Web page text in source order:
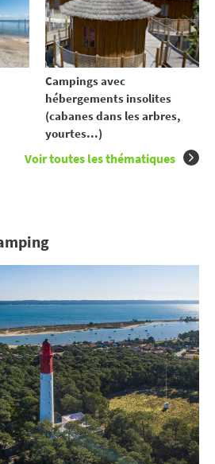
Campings avec
hébergements insolites
(cabanes dans les arbres,
yourtes...)
Voir toutes les thématiques